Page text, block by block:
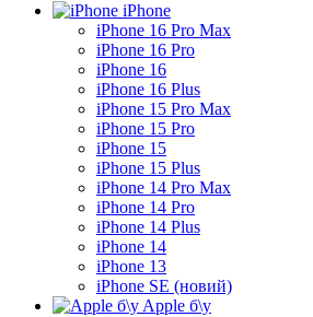
iPhone
iPhone 16 Pro Max
iPhone 16 Pro
iPhone 16
iPhone 16 Plus
iPhone 15 Pro Max
iPhone 15 Pro
iPhone 15
iPhone 15 Plus
iPhone 14 Pro Max
iPhone 14 Pro
iPhone 14 Plus
iPhone 14
iPhone 13
iPhone SE (новий)
Apple б\у